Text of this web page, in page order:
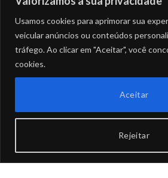
Usamos cookies para aprimorar sua
veicular anúncios ou conteúdos
tráfego. Ao clicar em "Aceitar", você
cookies.
Rejeitar
Aceitar